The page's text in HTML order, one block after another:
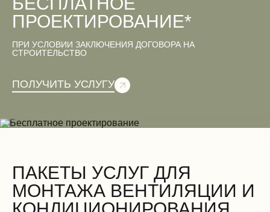
Двери
ПРОЕКТИРОВАНИЕ*
ПРИ УСЛОВИИ ЗАКЛЮЧЕНИЯ ДОГОВОРА НА
СТРОИТЕЛЬСТВО
ПОЛУЧИТЬ УСЛУГУ
ПАКЕТЫ УСЛУГ ДЛЯ
МОНТАЖА ВЕНТИЛЯЦИИ И